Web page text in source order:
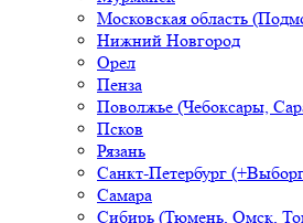
Московская область
Нижний Новгород
Орел
Пенза
Поволжье (Чебоксары,
Псков
Рязань
Санкт-Петербург
Самара
Сибирь (Тюмень, Омск,